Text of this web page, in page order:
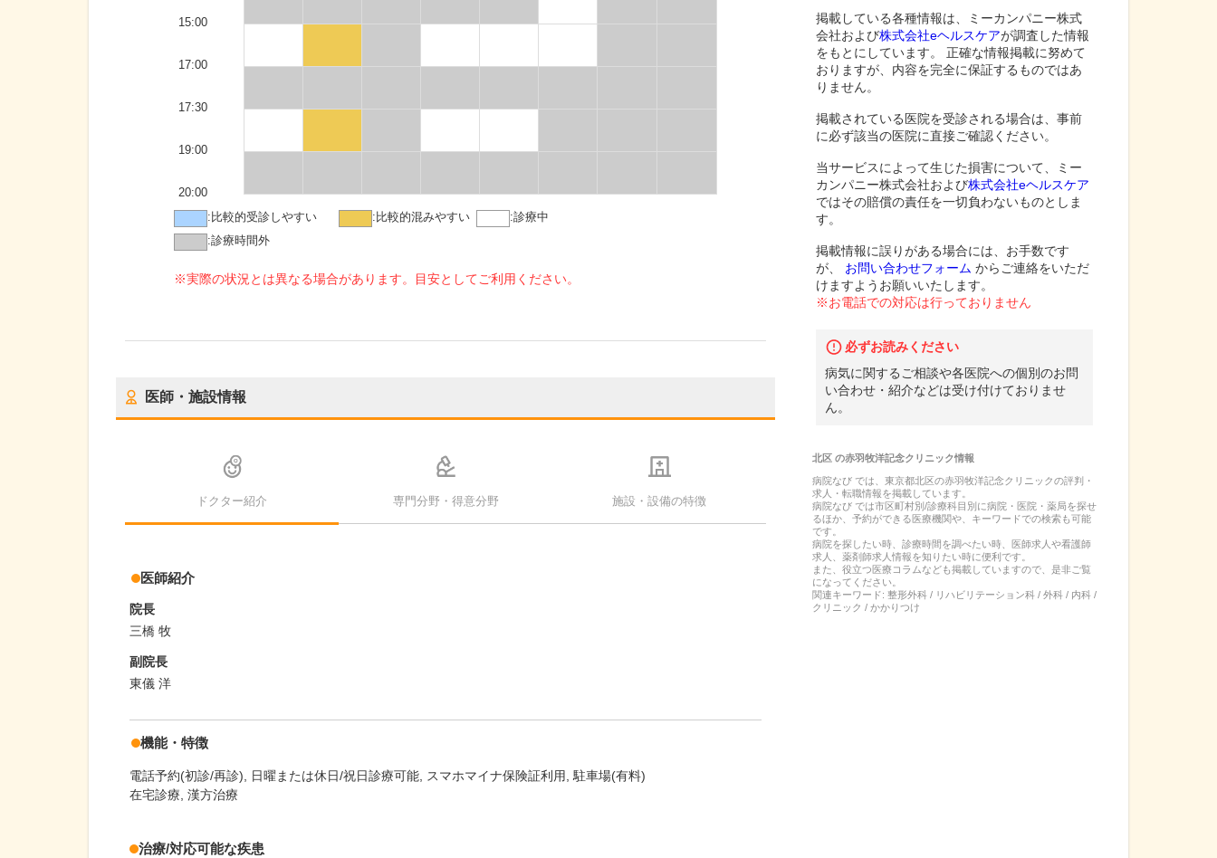
15:00
17:00
17:30
19:00
20:00
: 比較的受診しやすい : 比較的混みやすい :診療中
:診療時間外
※実際の状況とは異なる場合があります。目安としてご利用ください。
医師・施設情報
ドクター紹介 専門分野・得意分野 施設・設備の特徴
医師紹介
院長
三橋 牧
副院長
東儀 洋
機能・特徴
電話予約(初診/再診) 日曜または休日/祝日診療可能 スマホマイナ保険証利用
駐車場(有料)
在宅診療, 漢方治療
治療/対応可能な疾患
掲載している各種情報は、ミーカンパニー株式
会社および株式会社eヘルスケアが調査した情報
をもとにしています。 正確な情報掲載に努めて
おりますが、内容を完全に保証するものではあ
りません。
掲載されている医院を受診される場合は、事前
に必ず該当の医院に直接ご確認ください。
当サービスによって生じた損害について、ミー
カンパニー株式会社および株式会社eヘルスケア
ではその賠償の責任を一切負わないものとしま
す。
掲載情報に誤りがある場合には、お手数です
が、
お問い合わせフォーム からご連絡をいただ
けますようお願いいたします。
※お電話での対応は行っておりません
必ずお読みください
病気に関するご相談や各医院への個別のお問
い合わせ・紹介などは受け付けておりませ
ん。
北区の赤羽牧洋記念クリニック情報
病院なび では、 東京都北区の赤羽牧洋記念クリニックの評判・
求人・転職情報を掲載しています。
病院なび では市区町村別/診療科目別に病院・医院・薬局を探せ
るほか、予約ができる医療機関や、キーワードでの検索も可能
です。
病院を探したい時、診療時間を調べたい時、医師求人や看護師
求人、薬剤師求人情報を知りたい時に便利です。
また、役立つ医療コラムなども掲載していますので、是非ご覧
になってください。
関連キーワード: 整形外科 / リハビリテーション科 / 外科 / 内科 /
クリニック / かかりつけ